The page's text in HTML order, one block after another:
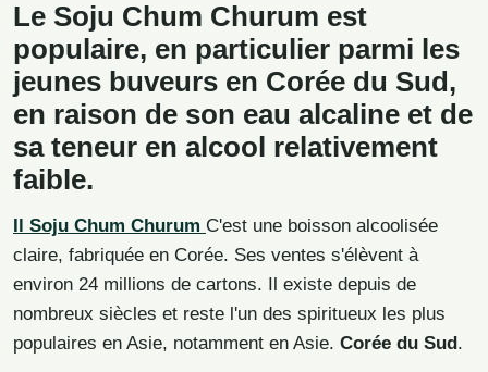
Le Soju Chum Churum est
populaire, en particulier parmi les
jeunes buveurs en Corée du Sud,
en raison de son eau alcaline et de
sa teneur en alcool relativement
faible.
Soju Chum Churum C'est une boisson alcoolisée
claire, fabriquée en Corée. Ses ventes s'élèvent à
environ 24 millions de cartons. Il existe depuis de
nombreux siècles et reste l'un des spiritueux les plus
populaires en Asie, notamment en Asie. Corée du Sud .